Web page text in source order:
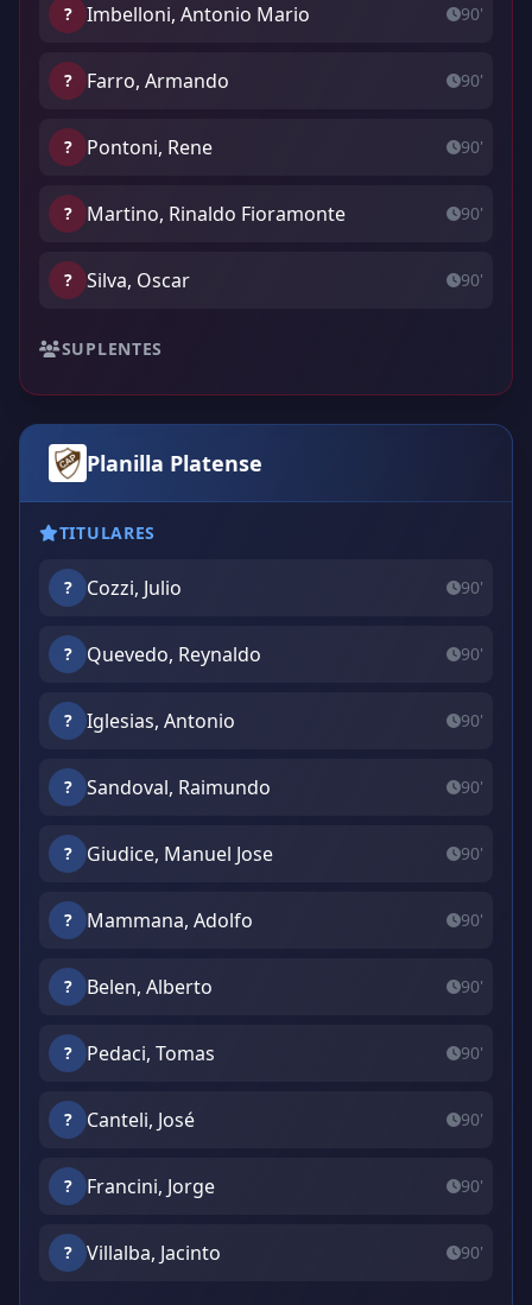
? Imbelloni, Antonio Mario 90'
? Farro, Armando 90'
? Pontoni, Rene 90'
? Martino, Rinaldo Fioramonte 90'
? Silva, Oscar 90'
SUPLENTES
Planilla Platense
TITULARES
? Cozzi, Julio 90'
? Quevedo, Reynaldo 90'
? Iglesias, Antonio 90'
? Sandoval, Raimundo 90'
? Giudice, Manuel Jose 90'
? Mammana, Adolfo 90'
? Belen, Alberto 90'
? Pedaci, Tomas 90'
? Canteli, José 90'
? Francini, Jorge 90'
? Villalba, Jacinto 90'